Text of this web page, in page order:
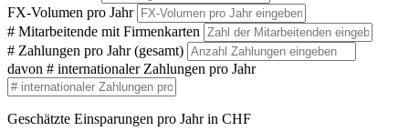
FX-Volumen pro Jahr
# Mitarbeitende mit Firmenkarten
# Zahlungen pro Jahr (gesamt)
davon # internationaler Zahlungen pro Jahr
Geschätzte Einsparungen pro Jahr in CHF